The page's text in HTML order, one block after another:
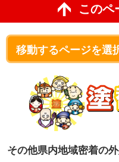
このペ
その他県内地域密着の